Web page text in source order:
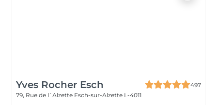
Yves Rocher Esch
497
79, Rue de l`Alzette Esch-sur-Alzette L-4011